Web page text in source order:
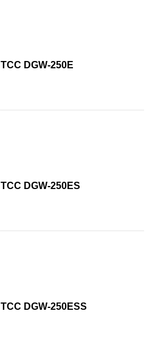
ТСС DGW-250E
ТСС DGW-250ES
ТСС DGW-250ESS